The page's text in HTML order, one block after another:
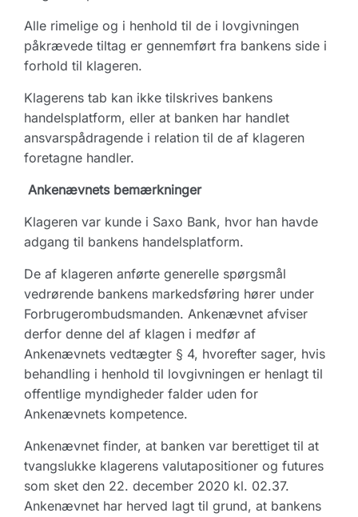
Alle rimelige og i henhold til de i lovgivningen
påkrævede tiltag er gennemført fra bankens side i
forhold til klageren.
Klagerens tab kan ikke tilskrives bankens
handelsplatform, eller at banken har handlet
ansvarspådragende i relation til de af klageren
foretagne handler.
Ankenævnets bemærkninger
Klageren var kunde i Saxo Bank, hvor han havde
adgang til bankens handelsplatform.
De af klageren anførte generelle spørgsmål
vedrørende bankens markedsføring hører under
Forbrugerombudsmanden. Ankenævnet afviser
derfor denne del af klagen i medfør af
Ankenævnets vedtægter § 4, hvorefter sager, hvis
behandling i henhold til lovgivningen er henlagt til
offentlige myndigheder falder uden for
Ankenævnets kompetence.
Ankenævnet finder, at banken var berettiget til at
tvangslukke klagerens valutapositioner og futures
som sket den 22. december 2020 kl. 02.37.
Ankenævnet har herved lagt til grund, at bankens